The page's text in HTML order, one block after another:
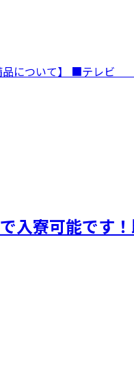
品について】 ■
入寮可能です